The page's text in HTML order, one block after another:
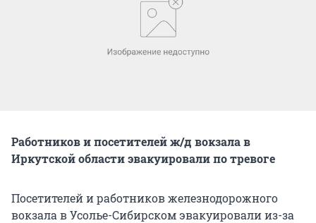
Работников и посетителей ж/д вокзала в
Иркутской области эвакуировали по тревоге
Посетителей и работников железнодорожного
вокзала в Усолье-Сибирском эвакуировали из-за